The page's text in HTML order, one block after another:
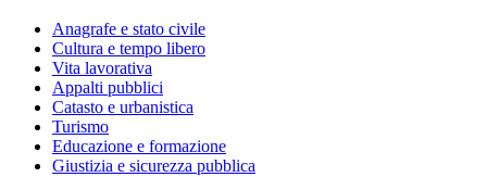
Anagrafe e stato civile
Cultura e tempo libero
Vita lavorativa
Appalti pubblici
Catasto e urbanistica
Turismo
Educazione e formazione
Giustizia e sicurezza pubblica